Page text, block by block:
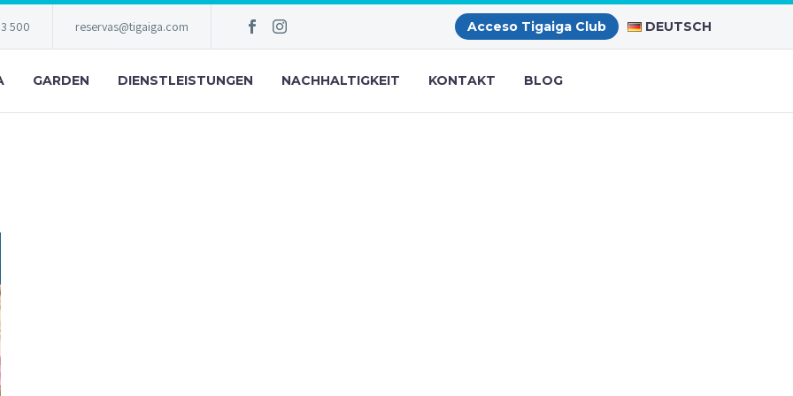
500 reservas@tigaiga.com Acceso Tigaiga Club DEUTSCH
GARDEN DIENSTLEISTUNGEN NACHHALTIGKEIT KONTAKT BLOG